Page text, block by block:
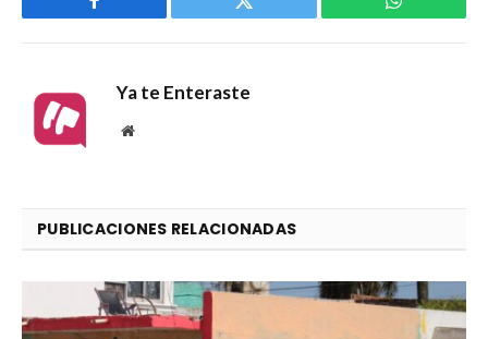
Facebook Twitter WhatsApp
Ya te Enteraste
Website
PUBLICACIONES RELACIONADAS